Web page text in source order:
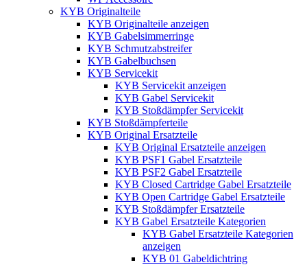
KYB Originalteile
KYB Originalteile anzeigen
KYB Gabelsimmerringe
KYB Schmutzabstreifer
KYB Gabelbuchsen
KYB Servicekit
KYB Servicekit anzeigen
KYB Gabel Servicekit
KYB Stoßdämpfer Servicekit
KYB Stoßdämpferteile
KYB Original Ersatzteile
KYB Original Ersatzteile anzeigen
KYB PSF1 Gabel Ersatzteile
KYB PSF2 Gabel Ersatzteile
KYB Closed Cartridge Gabel Ersatzteile
KYB Open Cartridge Gabel Ersatzteile
KYB Stoßdämpfer Ersatzteile
KYB Gabel Ersatzteile Kategorien
KYB Gabel Ersatzteile Kategorien
anzeigen
KYB 01 Gabeldichtring